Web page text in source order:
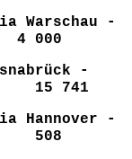
Warschau -
000
-
15 741
Hannover -
508